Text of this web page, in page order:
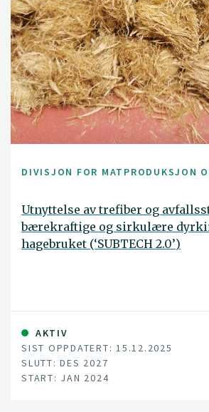
DIVISJON FOR MATPRODUKSJON
Utnyttelse av trefiber og
bærekraftige og sirkulære
hagebruket (‘SUBTECH 2.0’)
AKTIV
SIST OPPDATERT: 15.12.2025
SLUTT: DES 2027
START: JAN 2024